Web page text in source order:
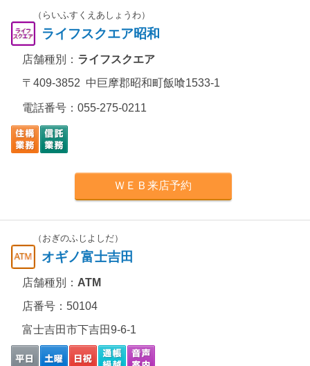
（らいふすくえあしょうわ）
ライフスクエア昭和
店舗種別： ライフスクエア
〒409-3852 中巨摩郡昭和町飯喰1533-1
電話番号： 055-275-0211
ＷＥＢ来店予約
（おぎのふじよしだ）
オギノ富士吉田
店舗種別： ATM
店番号：50104
富士吉田市下吉田9-6-1